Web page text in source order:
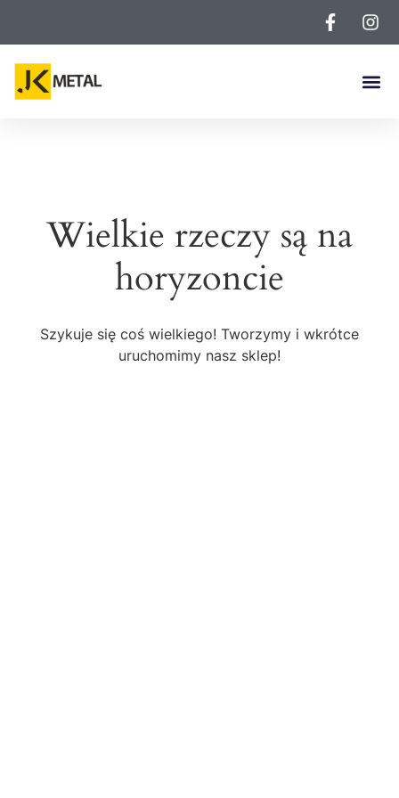
Wielkie rzeczy są na
horyzoncie
Szykuje się coś wielkiego! Tworzymy i wkrótce
uruchomimy nasz sklep!